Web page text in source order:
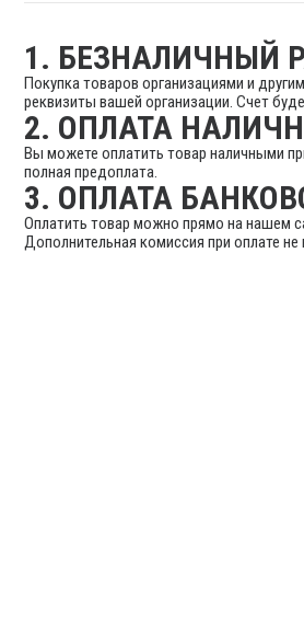
1. БЕЗНАЛИЧНЫЙ
Покупка товаров организациями и
реквизиты вашей организации. Счет
2. ОПЛАТА
Вы можете оплатить товар наличными
полная предоплата.
3. ОПЛАТА
Оплатить товар можно прямо на нашем
Дополнительная комиссия при оплате